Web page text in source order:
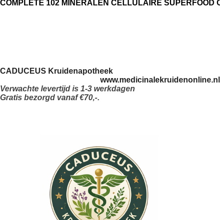
COMPLETE 102 MINERALEN CELLULAIRE SUPERFOOD
CADUCEUS Kruidenapotheek
www.medicinalekruidenonline.nl
Verwachte levertijd is 1-3 werkdagen
Gratis bezorgd vanaf €70,-.